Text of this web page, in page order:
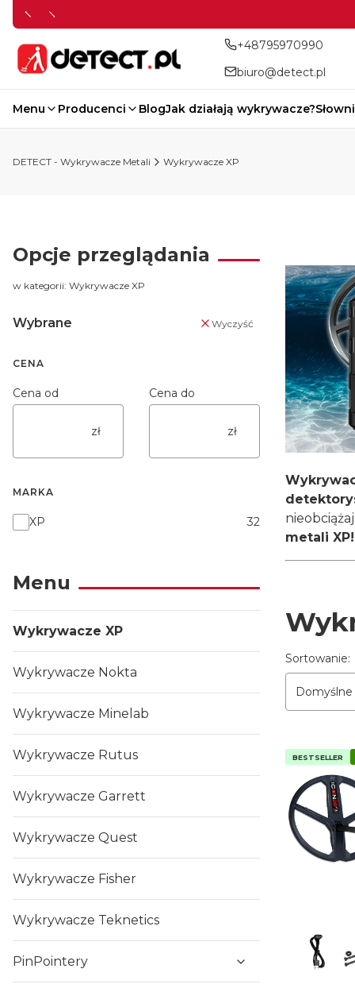
+48795970990
biuro@detect.pl
Menu Producenci BlogJak działają wykrywacze?
DETECT - Wykrywacze Metali Wykrywacze XP
Opcje przeglądania
w kategorii: Wykrywacze XP
Wybrane Wyczyść
CENA
Cena od
zł
Cena do
zł
MARKA
Marka
XP 32
Menu
Wykrywacze XP
Wykrywacze Nokta
Wykrywacze Minelab
Wykrywacze Rutus
Wykrywacze Garrett
Wykrywacze Quest
Wykrywacze Fisher
Wykrywacze Teknetics
PinPointery
metali XP!
Lista
Sortowanie:
Domyślne
BESTSELLER